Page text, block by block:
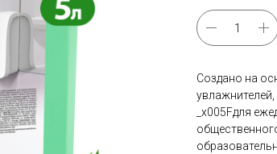
Создано на
_x005Fдля